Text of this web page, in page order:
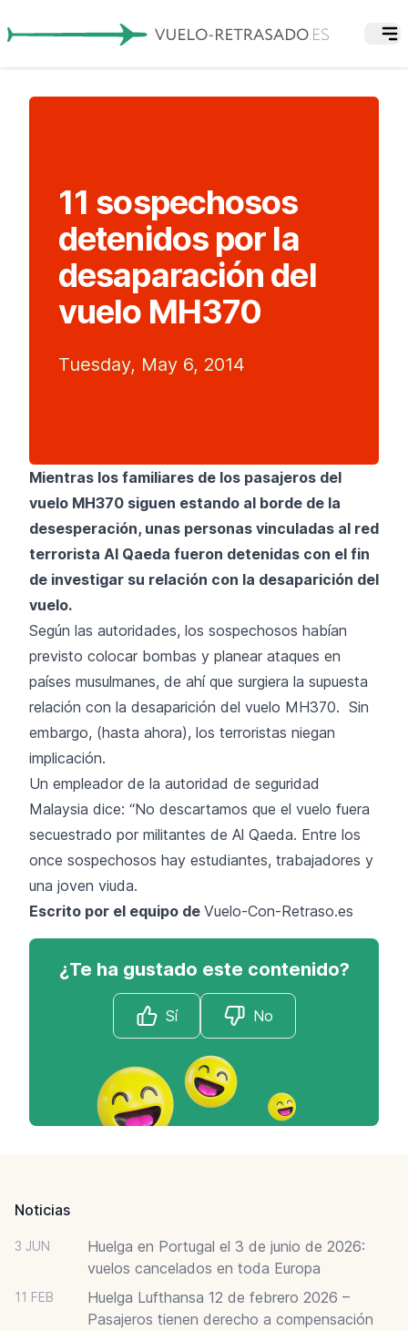
11 sospechosos
detenidos por la
desaparación del
vuelo MH370
Tuesday, May 6, 2014
Mientras los familiares de los pasajeros del
vuelo MH370 siguen estando al borde de la
desesperación, unas personas vinculadas al red
terrorista Al Qaeda fueron detenidas con el fin
de investigar su relación con la desaparición del
vuelo.
Según las autoridades, los sospechosos habían
previsto colocar bombas y planear ataques en
países musulmanes, de ahí que surgiera la supuesta
relación con la desaparición del vuelo MH370. Sin
embargo, (hasta ahora), los terroristas niegan
implicación.
Un empleador de la autoridad de seguridad
Malaysia dice: “No descartamos que el vuelo fuera
secuestrado por militantes de Al Qaeda. Entre los
once sospechosos hay estudiantes, trabajadores y
una joven viuda.
Escrito por el equipo de Vuelo-Con-Retraso.es
¿Te ha gustado este contenido?
Sí No
Noticias
3 JUN
Huelga en Portugal el 3 de junio de 2026:
vuelos cancelados en toda Europa
11 FEB
Huelga Lufthansa 12 de febrero 2026 –
Pasajeros tienen derecho a compensación